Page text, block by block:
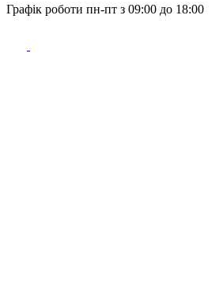
Графік роботи пн-пт з 09:00 до 18:00